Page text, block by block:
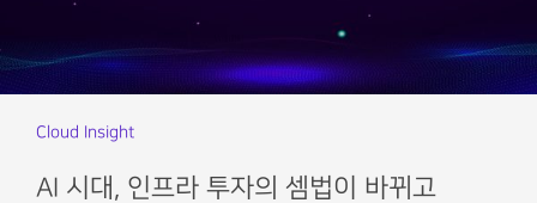
Cloud Insight
AI 시대, 인프라 투자의 셈법이 바뀌고